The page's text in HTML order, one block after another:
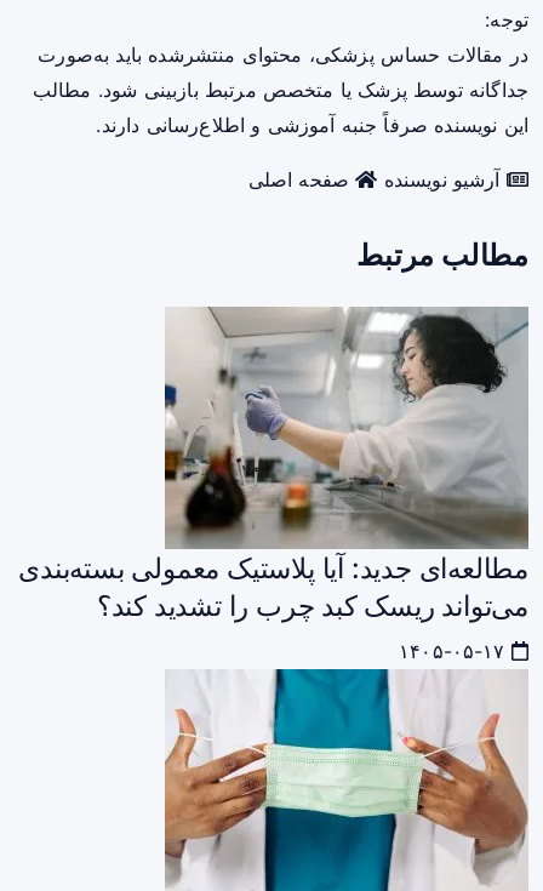
توجه:
در مقالات حساس پزشکی، محتوای منتشرشده باید به‌صورت
جداگانه توسط پزشک یا متخصص مرتبط بازبینی شود. مطالب
این نویسنده صرفاً جنبه آموزشی و اطلاع‌رسانی دارند.
آرشیو نویسنده صفحه اصلی
مطالب مرتبط
مطالعه‌ای جدید: آیا پلاستیک معمولی بسته‌بندی
می‌تواند ریسک کبد چرب را تشدید کند؟